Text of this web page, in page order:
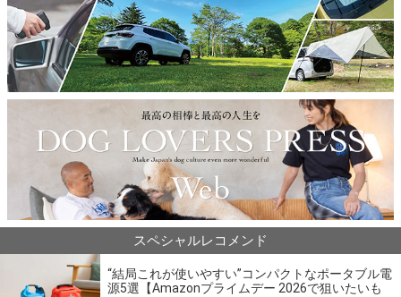
スペシャルレコメンド
“結局これが使いやすい”コンパクトなポータブル電
源5選【Amazonプライムデー 2026で狙いたいも